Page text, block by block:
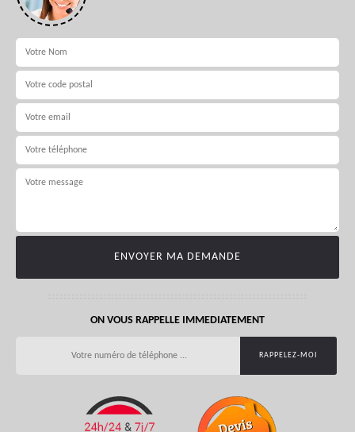
ON VOUS RAPPELLE IMMEDIATEMENT